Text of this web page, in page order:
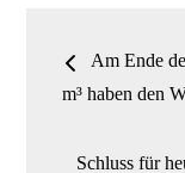
Am Ende
m³ haben den
Schluss für